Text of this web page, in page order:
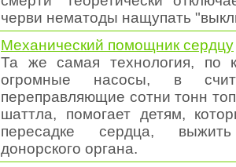
черви нематоды нащупать
Механический помощник сердцу
Та же самая технология, по
огромные насосы, в
переправляющие сотни тонн
шаттла, помогает детям,
пересадке сердца,
донорского органа.